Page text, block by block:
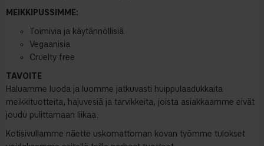
MEIKKIPUSSIMME:
Toimivia ja käytännöllisiä
Vegaanisia
Cruelty free
TAVOITE
Haluamme luoda ja luomme jatkuvasti huippulaadukkaita
meikkituotteita, hajuvesiä ja tarvikkeita, joista asiakkaamme eivät
joudu pulittamaan liikaa.
Kotisivullamme näette uskomattoman kovan työmme tulokset